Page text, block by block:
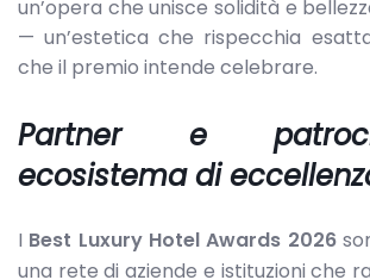
un’opera che unisce solidità e
— un’estetica che rispecchia
che il premio intende celebrare.
Partner e
ecosistema di
I Best Luxury Hotel Awards 2026
una rete di aziende e istituzioni che